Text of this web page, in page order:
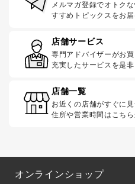
メルマガ登録でオトク
すすめトピックスをお届
店舗サービス
専門アドバイザーがお買
充実したサービスを是非
店舗一覧
お近くの店舗がすぐに見
住所や営業時間はこちら
オンラインショップ